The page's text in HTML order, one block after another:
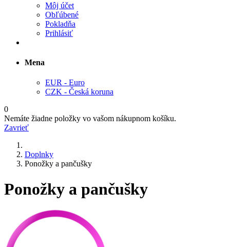
Môj účet
Obľúbené
Pokladňa
Prihlásiť
Mena
EUR - Euro
CZK - Česká koruna
0
Nemáte žiadne položky vo vašom nákupnom košíku.
Zavrieť
Doplnky
Ponožky a pančušky
Ponožky a pančušky